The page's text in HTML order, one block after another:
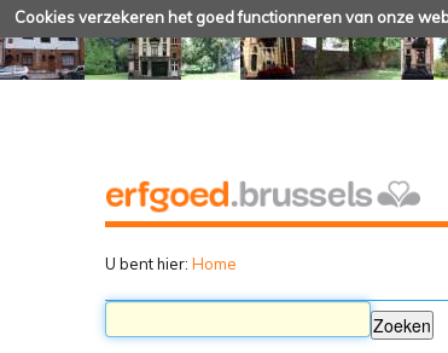
Cookies verzekeren het goed functionneren van onze
U bent hier: Home